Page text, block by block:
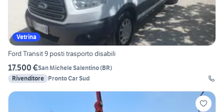
Vetrina
Ford Transit 9 posti trasporto disabili
17.500 €San Michele Salentino(BR)
Rivenditore Pronto Car Sud